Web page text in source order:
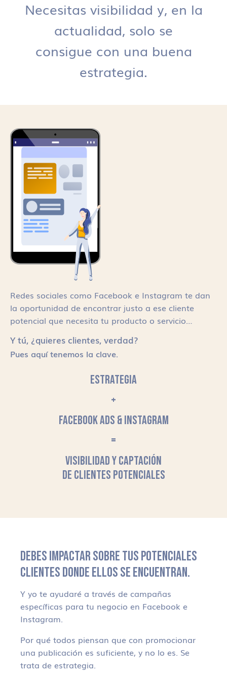
Necesitas visibilidad y, en la
actualidad, solo se
consigue con una buena
estrategia.
Redes sociales como Facebook e Instagram te dan
la oportunidad de encontrar justo a ese cliente
potencial que necesita tu producto o servicio…
Y tú, ¿quieres clientes, verdad?
Pues aquí tenemos la clave.
ESTRATEGIA
+
FACEBOOK ADS & INSTAGRAM
=
VISIBILIDAD Y CAPTACIÓN
DE CLIENTES POTENCIALES
DEBES IMPACTAR SOBRE TUS POTENCIALES
CLIENTES DONDE ELLOS SE ENCUENTRAN.
Y yo te ayudaré a través de campañas
específicas para tu negocio en Facebook e
Instagram.
Por qué todos piensan que con promocionar
una publicación es suficiente, y no lo es. Se
trata de estrategia.